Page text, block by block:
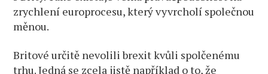
zrychlení europrocesu, který vyvrcholí společnou
měnou.
Britové určitě nevolili brexit kvůli spolčenému
trhu. Jedná se zcela jistě například o to, že